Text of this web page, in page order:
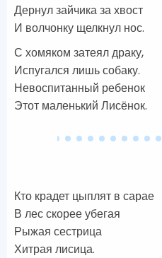
Дернул зайчика за хвост
И волчонку щелкнул нос.
С хомяком затеял драку,
Испугался лишь собаку.
Невоспитанный ребенок
Этот маленький Лисёнок.
Кто крадет цыплят в сарае
В лес скорее убегая
Рыжая сестрица
Хитрая лисица.